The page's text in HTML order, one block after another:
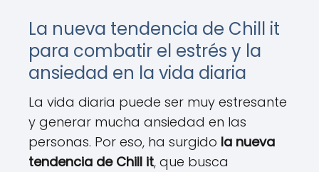
La nueva tendencia de Chill it
para combatir el estrés y la
ansiedad en la vida diaria
La vida diaria puede ser muy estresante
y generar mucha ansiedad en las
personas. Por eso, ha surgido la nueva
tendencia de Chill it, que busca